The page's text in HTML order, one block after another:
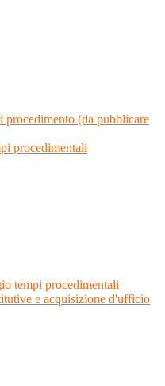
procedimento (da pubblicare
procedimentali
tempi procedimentali
e acquisizione d'ufficio